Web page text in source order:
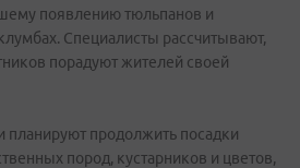
появлению тюльпанов и
Специалисты рассчитывают,
порадуют жителей своей
планируют продолжить посадки
пород, кустарников и цветов,